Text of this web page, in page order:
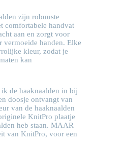
zijn robuuste
comfortabele handvat
aan en zorgt voor
vermoeide handen. Elke
kleur, zodat je
kan
de haaknaalden in bij
doosje ontvangt van
van de haaknaalden
KnitPro plaatje
heb staan. MAAR
van KnitPro, voor een